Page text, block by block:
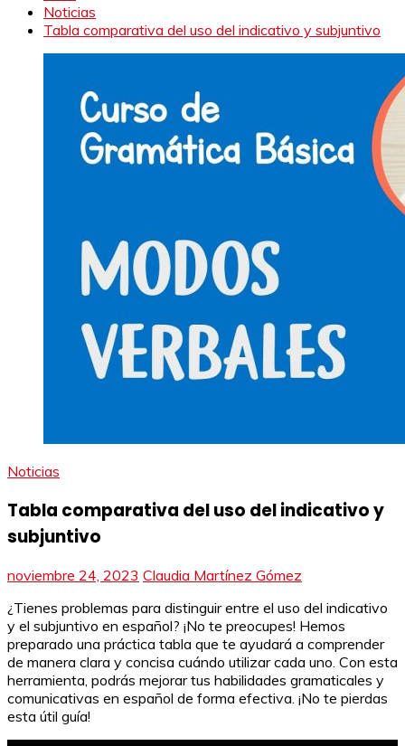
Noticias
Tabla comparativa del uso del indicativo y subjuntivo
Noticias
Tabla comparativa del uso del indicativo y
subjuntivo
noviembre 24, 2023 Claudia Martínez Gómez
¿Tienes problemas para distinguir entre el uso del indicativo
y el subjuntivo en español? ¡No te preocupes! Hemos
preparado una práctica tabla que te ayudará a comprender
de manera clara y concisa cuándo utilizar cada uno. Con esta
herramienta, podrás mejorar tus habilidades gramaticales y
comunicativas en español de forma efectiva. ¡No te pierdas
esta útil guía!